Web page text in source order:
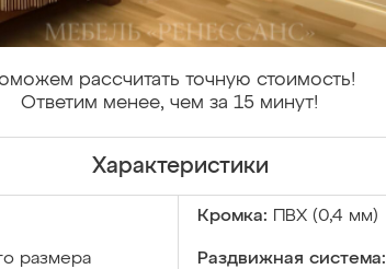
рассчитать точную стоимость!
Ответим менее, чем за 15 минут!
Характеристики
Кромка: ПВХ (0,4 мм)
размера Раздвижная система: